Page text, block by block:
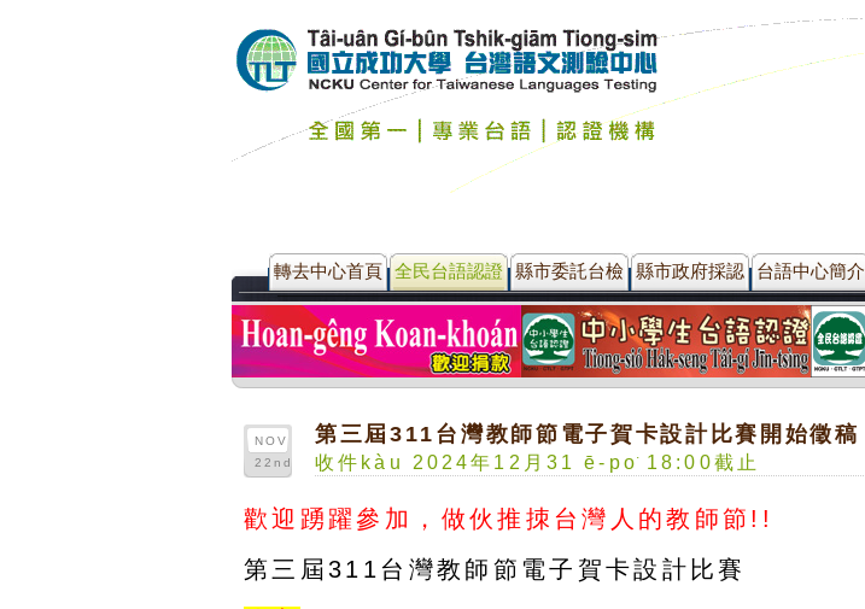
轉去中心首頁 全民台語認證 縣市委託台檢 縣市政府採認 台語中心簡介
NOV
22nd
第三屆311台灣教師節電子賀卡設計比賽開始徵稿
收件kàu 2024年12月31 ē-po͘ 18:00截止
歡迎踴躍參加，做伙推拺台灣人的教師節!!
第三屆311台灣教師節電子賀卡設計比賽